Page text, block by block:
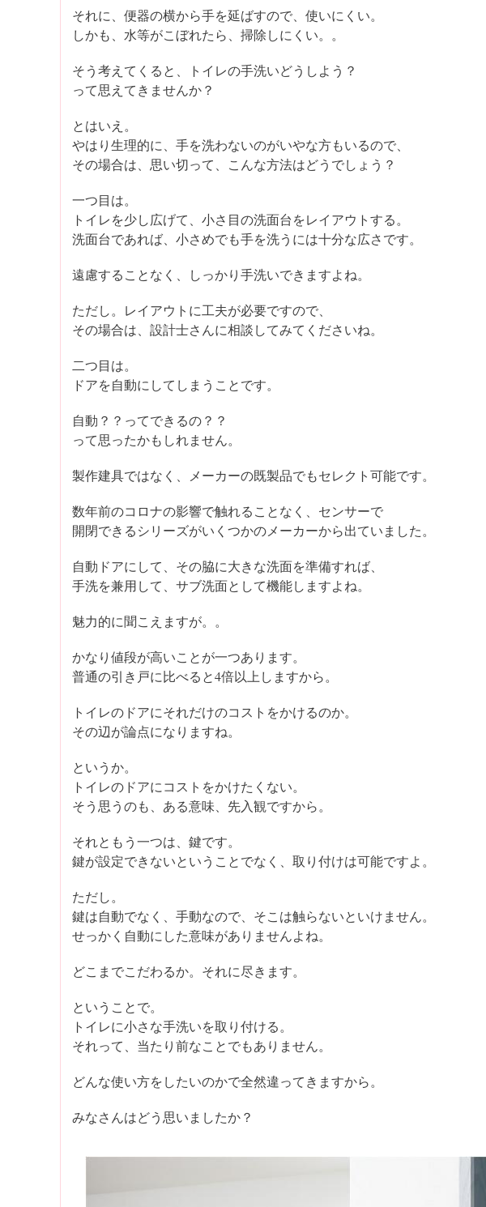
それに、便器の横から手を延ばすので、使いにくい。
しかも、水等がこぼれたら、掃除しにくい。。
そう考えてくると、トイレの手洗いどうしよう？
って思えてきませんか？
とはいえ。
やはり生理的に、手を洗わないのがいやな方もいるので、
その場合は、思い切って、こんな方法はどうでしょう？
一つ目は。
トイレを少し広げて、小さ目の洗面台をレイアウトする。
洗面台であれば、小さめでも手を洗うには十分な広さです。
遠慮することなく、しっかり手洗いできますよね。
ただし。レイアウトに工夫が必要ですので、
その場合は、設計士さんに相談してみてくださいね。
二つ目は。
ドアを自動にしてしまうことです。
自動？？ってできるの？？
って思ったかもしれません。
製作建具ではなく、メーカーの既製品でもセレクト可能です。
数年前のコロナの影響で触れることなく、センサーで
開閉できるシリーズがいくつかのメーカーから出ていました。
自動ドアにして、その脇に大きな洗面を準備すれば、
手洗を兼用して、サブ洗面として機能しますよね。
魅力的に聞こえますが。。
かなり値段が高いことが一つあります。
普通の引き戸に比べると4倍以上しますから。
トイレのドアにそれだけのコストをかけるのか。
その辺が論点になりますね。
というか。
トイレのドアにコストをかけたくない。
そう思うのも、ある意味、先入観ですから。
それともう一つは、鍵です。
鍵が設定できないということでなく、取り付けは可能ですよ。
ただし。
鍵は自動でなく、手動なので、そこは触らないといけません。
せっかく自動にした意味がありませんよね。
どこまでこだわるか。それに尽きます。
ということで。
トイレに小さな手洗いを取り付ける。
それって、当たり前なことでもありません。
どんな使い方をしたいのかで全然違ってきますから。
みなさんはどう思いましたか？